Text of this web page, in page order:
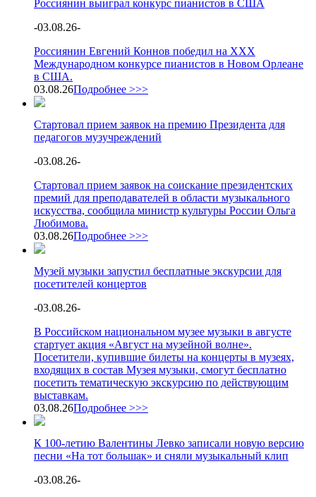
Россиянин выиграл конкурс пианистов в США
-03.08.26-
Россиянин Евгений Коннов победил на XXX
Международном конкурсе пианистов в Новом Орлеане
в США.
03.08.26Подробнее >>>
Стартовал прием заявок на премию Президента для
педагогов музучреждений
-03.08.26-
Стартовал прием заявок на соискание президентских
премий для преподавателей в области музыкального
искусства, сообщила министр культуры России Ольга
Любимова.
03.08.26Подробнее >>>
Музей музыки запустил бесплатные экскурсии для
посетителей концертов
-03.08.26-
В Российском национальном музее музыки в августе
стартует акция «Август на музейной волне».
Посетители, купившие билеты на концерты в музеях,
входящих в состав Музея музыки, смогут бесплатно
посетить тематическую экскурсию по действующим
выставкам.
03.08.26Подробнее >>>
К 100-летию Валентины Левко записали новую версию
песни «На тот большак» и сняли музыкальный клип
-03.08.26-